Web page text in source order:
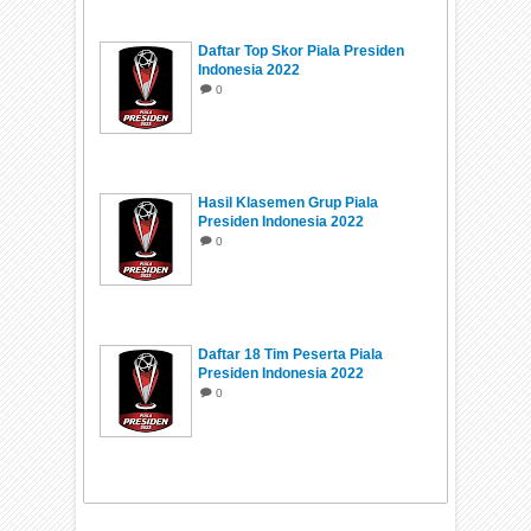
Daftar Top Skor Piala Presiden
Indonesia 2022
0
Hasil Klasemen Grup Piala
Presiden Indonesia 2022
0
Daftar 18 Tim Peserta Piala
Presiden Indonesia 2022
0